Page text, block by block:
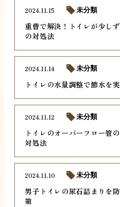
重曹で解決！トイレが少し
の対処法
2024.11.15 未分類
トイレの水量調整で節水を
2024.11.14 未分類
トイレのオーバーフロー管
対処法
2024.11.12 未分類
男子トイレの尿石詰まりを
策
2024.11.10 未分類